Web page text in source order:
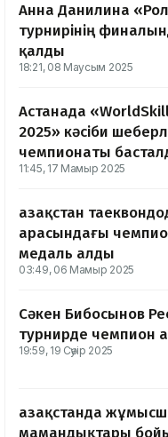
Анна Данилина
турнирінің
қалды
18:21, 08 Маусым 2025
Астанада
2025» кәсіби
чемпионаты
11:45, 17 Мамыр 2025
Қазақстан
арасындағы
медаль алды
03:49, 06 Мамыр 2025
Сәкен Бибосынов
турнирде чемпион
19:59, 19 Сәуір 2025
Қазақстанда
мамандықтары